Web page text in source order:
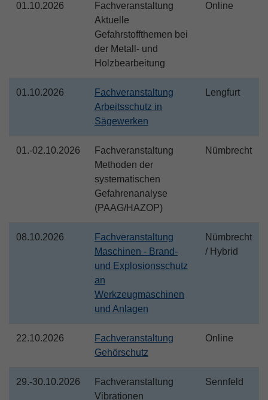
01.10.2026
Fachveranstaltung
Aktuelle
Gefahrstoffthemen bei
der Metall- und
Holzbearbeitung
Online
01.10.2026
Fachveranstaltung
Arbeitsschutz in
Sägewerken
Lengfurt
01.-02.10.2026
Fachveranstaltung
Methoden der
systematischen
Gefahrenanalyse
(PAAG/HAZOP)
Nümbrecht
08.10.2026
Fachveranstaltung
Maschinen - Brand-
und Explosionsschutz
an
Werkzeugmaschinen
und Anlagen
Nümbrecht
/ Hybrid
22.10.2026
Fachveranstaltung
Gehörschutz
Online
29.-30.10.2026
Fachveranstaltung
Vibrationen
Sennfeld